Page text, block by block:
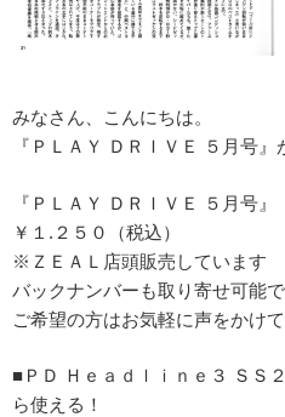
みなさん、こんにちは。
『ＰＬＡＹ ＤＲＩＶＥ ５月号』
『ＰＬＡＹ ＤＲＩＶＥ ５月号』
￥１.２５０（税込）
※ＺＥＡＬ店頭販売しています
バックナンバーも取り寄せ可能
ご希望の方はお気軽に声をかけて
■ＰＤ Ｈｅａｄｌｉｎｅ３ ＳＳ
ら使える！